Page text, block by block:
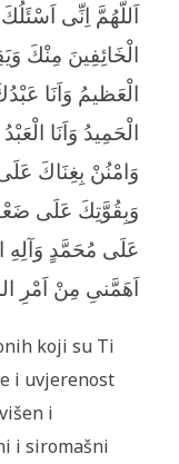
اَللَّهُمَّ اِنِّى
الْخَائِفِينَ مِنْكَ
الْعَظيمُ وَاَنَا
الْحَمِيدُ وَاَنَا
وَامْنُنْ بِغِنَاكَ
وَبِقُوَّتِكَ عَلَى
عَلَى مُحَمَّدٍ وَآلِهِ
اَهَمَّنىِ مِنْ اَمْرِ
koji su Ti
i uvjerenost
i
i siromašni